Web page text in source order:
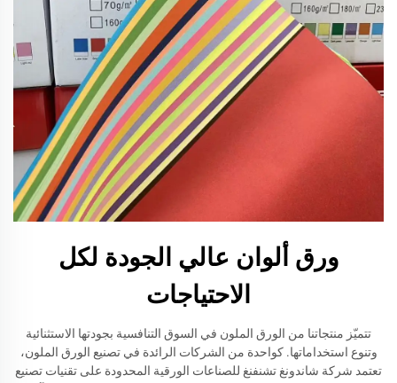
ورق ألوان عالي الجودة لكل
الاحتياجات
تتميّز منتجاتنا من الورق الملون في السوق التنافسية بجودتها الاستثنائية
وتنوع استخداماتها. كواحدة من الشركات الرائدة في تصنيع الورق الملون،
تعتمد شركة شاندونغ تشنفنغ للصناعات الورقية المحدودة على تقنيات تصنيع